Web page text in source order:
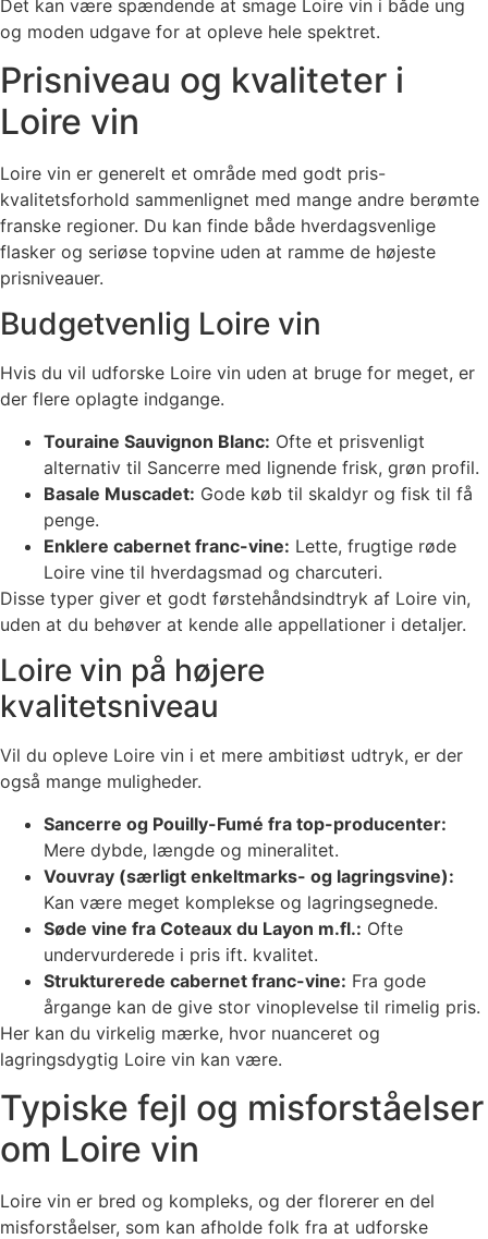
Det kan være spændende at smage Loire vin i både ung
og moden udgave for at opleve hele spektret.
Prisniveau og kvaliteter i
Loire vin
Loire vin er generelt et område med godt pris-
kvalitetsforhold sammenlignet med mange andre berømte
franske regioner. Du kan finde både hverdagsvenlige
flasker og seriøse topvine uden at ramme de højeste
prisniveauer.
Budgetvenlig Loire vin
Hvis du vil udforske Loire vin uden at bruge for meget, er
der flere oplagte indgange.
Touraine Sauvignon Blanc: Ofte et prisvenligt
alternativ til Sancerre med lignende frisk, grøn profil.
Basale Muscadet: Gode køb til skaldyr og fisk til få
penge.
Enklere cabernet franc-vine: Lette, frugtige røde
Loire vine til hverdagsmad og charcuteri.
Disse typer giver et godt førstehåndsindtryk af Loire vin,
uden at du behøver at kende alle appellationer i detaljer.
Loire vin på højere
kvalitetsniveau
Vil du opleve Loire vin i et mere ambitiøst udtryk, er der
også mange muligheder.
Sancerre og Pouilly-Fumé fra top-producenter:
Mere dybde, længde og mineralitet.
Vouvray (særligt enkeltmarks- og lagringsvine):
Kan være meget komplekse og lagringsegnede.
Søde vine fra Coteaux du Layon m.fl.: Ofte
undervurderede i pris ift. kvalitet.
Strukturerede cabernet franc-vine: Fra gode
årgange kan de give stor vinoplevelse til rimelig pris.
Her kan du virkelig mærke, hvor nuanceret og
lagringsdygtig Loire vin kan være.
Typiske fejl og misforståelser
om Loire vin
Loire vin er bred og kompleks, og der florerer en del
misforståelser, som kan afholde folk fra at udforske